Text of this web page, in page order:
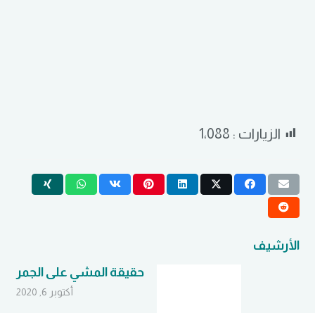
الزيارات : 1٬088
الأرشيف
الوعي…وسقوط
مايو 27, 2021